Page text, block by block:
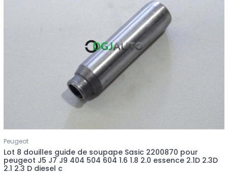
Peugeot
Lot 8 douilles guide de soupape Sasic 2200870 pour
peugeot J5 J7 J9 404 504 604 1.6 1.8 2.0 essence 2.1D 2.3D
2.1 2.3 D diesel c